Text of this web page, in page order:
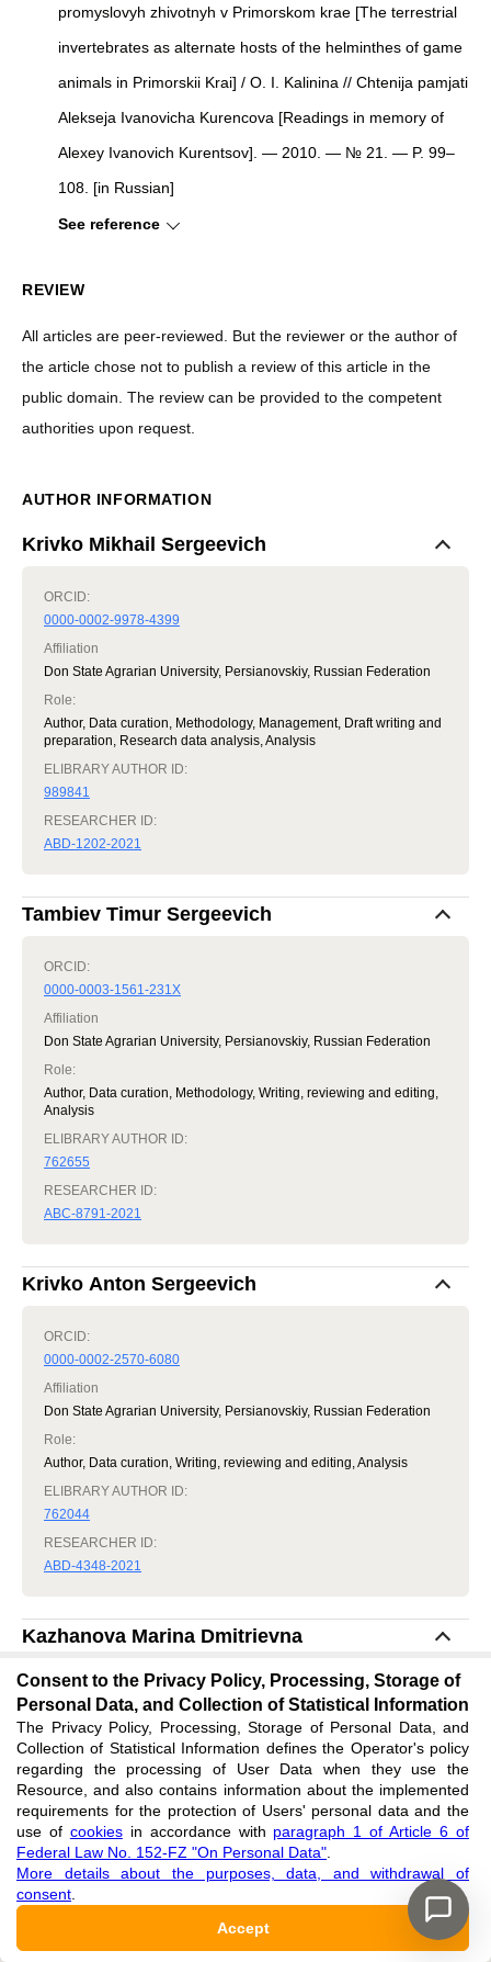
promyslovyh zhivotnyh v Primorskom krae [The terrestrial
invertebrates as alternate hosts of the helminthes of game
animals in Primorskii Krai] / O. I. Kalinina // Chtenija pamjati
Alekseja Ivanovicha Kurencova [Readings in memory of
Alexey Ivanovich Kurentsov]. — 2010. — № 21. — P. 99–
108. [in Russian]
See reference
REVIEW
All articles are peer-reviewed. But the reviewer or the author of
the article chose not to publish a review of this article in the
public domain. The review can be provided to the competent
authorities upon request.
AUTHOR INFORMATION
Krivko Mikhail Sergeevich
ORCID:
0000-0002-9978-4399
Affiliation
Don State Agrarian University, Persianovskiy, Russian Federation
Role:
Author, Data curation, Methodology, Management, Draft writing and
preparation, Research data analysis, Analysis
ELIBRARY AUTHOR ID:
989841
RESEARCHER ID:
ABD-1202-2021
Tambiev Timur Sergeevich
ORCID:
0000-0003-1561-231X
Affiliation
Don State Agrarian University, Persianovskiy, Russian Federation
Role:
Author, Data curation, Methodology, Writing, reviewing and editing,
Analysis
ELIBRARY AUTHOR ID:
762655
RESEARCHER ID:
ABC-8791-2021
Krivko Anton Sergeevich
ORCID:
0000-0002-2570-6080
Affiliation
Don State Agrarian University, Persianovskiy, Russian Federation
Role:
Author, Data curation, Writing, reviewing and editing, Analysis
ELIBRARY AUTHOR ID:
762044
RESEARCHER ID:
ABD-4348-2021
Kazhanova Marina Dmitrievna
Affiliation
Don State Agrarian University, Persianovskiy, Russian Federation
Role
Author, Analysis
Lipkovich Aleksandr Davidovich
Affiliation
Federal Center for the Study and Reproduction of Hunting
Resources, Rostov-on-Don, Russian Federation
Role:
Consent to the Privacy Policy, Processing, Storage of
Personal Data, and Collection of Statistical Information
The Privacy Policy, Processing, Storage of Personal Data, and
Collection of Statistical Information defines the Operator's policy
regarding the processing of User Data when they use the
Resource, and also contains information about the implemented
requirements for the protection of Users' personal data and the
use of cookiesin accordance with paragraph 1 of Article 6 of
Federal Law No. 152-FZ "On Personal Data"
More details about the purposes, data, and withdrawal of
consent
Accept